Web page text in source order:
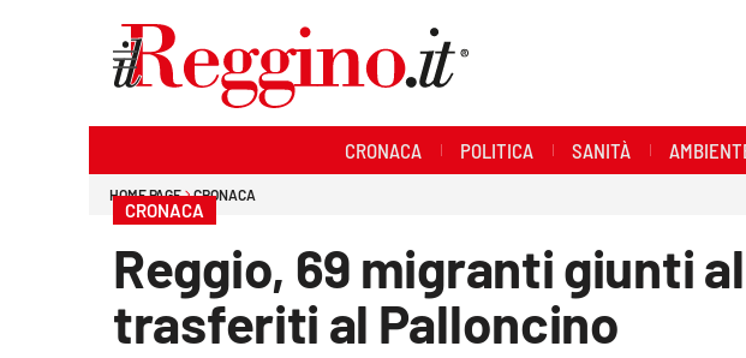
CRONACA POLITICA SANITÀ
HOME PAGE CRONACA
CRONACA
Reggio, 69 migranti giunti
trasferiti al Palloncino